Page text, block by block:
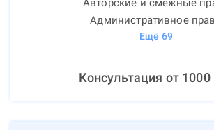
Авторские и смежные
Административное
Ещё 69
Консультация от 1000